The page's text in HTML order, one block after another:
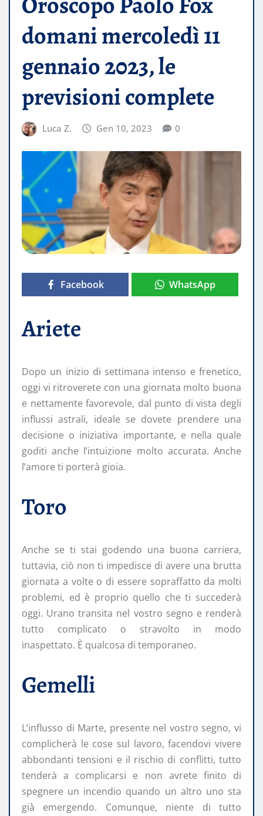
domani mercoledì 11
gennaio 2023, le
previsioni complete
Luca Z. Gen 10, 2023 0
Facebook WhatsApp
Ariete
Dopo un inizio di settimana intenso e frenetico,
oggi vi ritroverete con una giornata molto buona
e nettamente favorevole, dal punto di vista degli
influssi astrali, ideale se dovete prendere una
decisione o iniziativa importante, e nella quale
goditi anche l’intuizione molto accurata. Anche
l’amore ti porterà gioia.
Toro
Anche se ti stai godendo una buona carriera,
tuttavia, ciò non ti impedisce di avere una brutta
giornata a volte o di essere sopraffatto da molti
problemi, ed è proprio quello che ti succederà
oggi. Urano transita nel vostro segno e renderà
tutto complicato o stravolto in modo
inaspettato. È qualcosa di temporaneo.
Gemelli
L’influsso di Marte, presente nel vostro segno, vi
complicherà le cose sul lavoro, facendovi vivere
abbondanti tensioni e il rischio di conflitti, tutto
tenderà a complicarsi e non avrete finito di
spegnere un incendio quando un altro uno sta
già emergendo. Comunque, niente di tutto